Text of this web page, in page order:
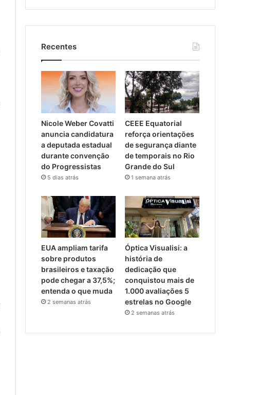
Recentes
Nicole Weber Covatti
anuncia candidatura
a deputada estadual
durante convenção
do Progressistas
5 dias atrás
CEEE Equatorial
reforça orientações
de segurança diante
de temporais no Rio
Grande do Sul
1 semana atrás
EUA ampliam tarifa
sobre produtos
brasileiros e taxação
pode chegar a 37,5%;
entenda o que muda
2 semanas atrás
Óptica Visualisi: a
história de
dedicação que
conquistou mais de
1.000 avaliações 5
estrelas no Google
2 semanas atrás